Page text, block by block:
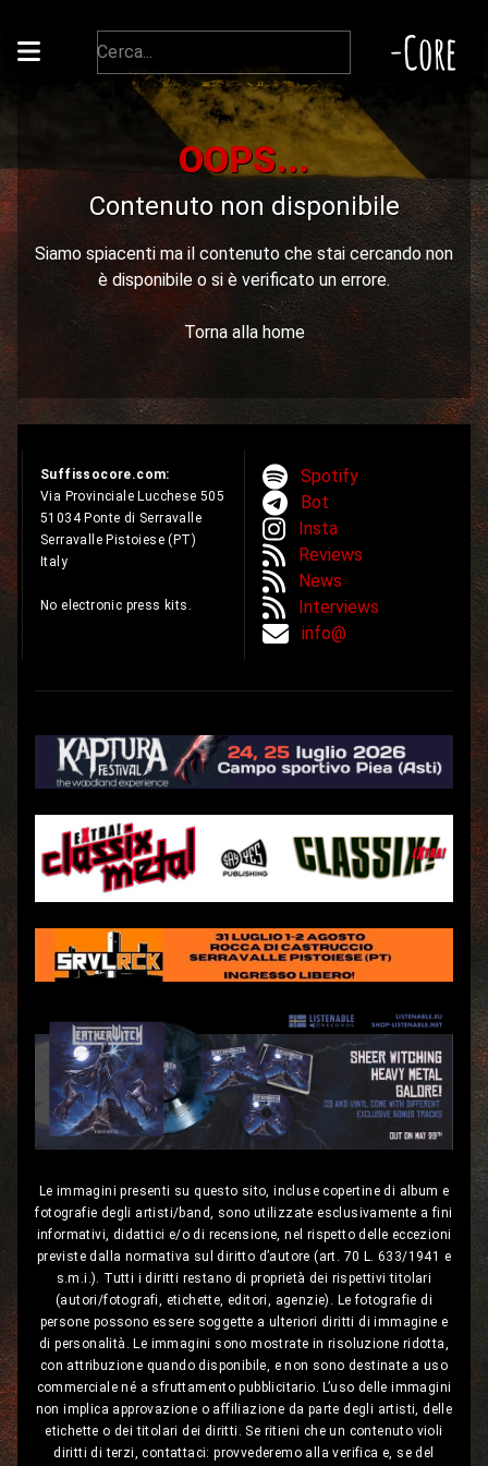
-Core
OOPS...
Contenuto non disponibile
Siamo spiacenti ma il contenuto che stai cercando non
è disponibile o si è verificato un errore.
Torna alla home
Suffissocore.com:
Via Provinciale Lucchese 505
51034 Ponte di Serravalle
Serravalle Pistoiese (PT)
Italy
No electronic press kits.
Spotify
Bot
Insta
Reviews
News
Interviews
info@
Le immagini presenti su questo sito, incluse copertine di album e
fotografie degli artisti/band, sono utilizzate esclusivamente a fini
informativi, didattici e/o di recensione, nel rispetto delle eccezioni
previste dalla normativa sul diritto d’autore (art. 70 L. 633/1941 e
s.m.i.). Tutti i diritti restano di proprietà dei rispettivi titolari
(autori/fotografi, etichette, editori, agenzie). Le fotografie di
persone possono essere soggette a ulteriori diritti di immagine e
di personalità. Le immagini sono mostrate in risoluzione ridotta,
con attribuzione quando disponibile, e non sono destinate a uso
commerciale né a sfruttamento pubblicitario. L’uso delle immagini
non implica approvazione o affiliazione da parte degli artisti, delle
etichette o dei titolari dei diritti. Se ritieni che un contenuto violi
diritti di terzi, contattaci: provvederemo alla verifica e, se del